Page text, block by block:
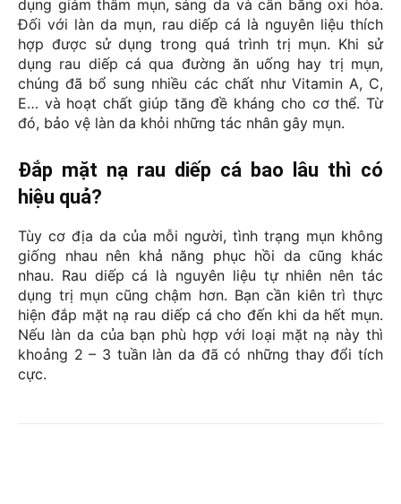
dụng giảm thâm mụn, sáng da và cân bằng oxi hóa.
Đối với làn da mụn, rau diếp cá là nguyên liệu thích
hợp được sử dụng trong quá trình trị mụn. Khi sử
dụng rau diếp cá qua đường ăn uống hay trị mụn,
chúng đã bổ sung nhiều các chất như Vitamin A, C,
E… và hoạt chất giúp tăng đề kháng cho cơ thể. Từ
đó, bảo vệ làn da khỏi những tác nhân gây mụn.
Đắp mặt nạ rau diếp cá bao lâu thì có
hiệu quả?
Tùy cơ địa da của mỗi người, tình trạng mụn không
giống nhau nên khả năng phục hồi da cũng khác
nhau. Rau diếp cá là nguyên liệu tự nhiên nên tác
dụng trị mụn cũng chậm hơn. Bạn cần kiên trì thực
hiện đắp mặt nạ rau diếp cá cho đến khi da hết mụn.
Nếu làn da của bạn phù hợp với loại mặt nạ này thì
khoảng 2 – 3 tuần làn da đã có những thay đổi tích
cực.